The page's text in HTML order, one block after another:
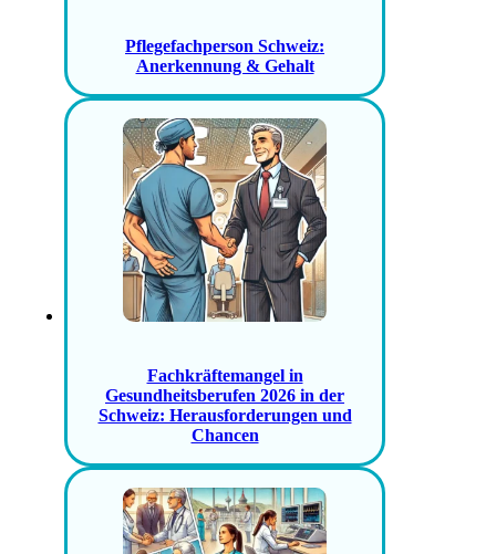
Pflegefachperson Schweiz:
Anerkennung & Gehalt
Fachkräftemangel in
Gesundheitsberufen 2026 in der
Schweiz: Herausforderungen und
Chancen